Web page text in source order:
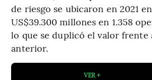
de riesgo se ubicaron en 2021
US$39.300 millones en 1.358
lo que se duplicó el valor frente
anterior.
VER +